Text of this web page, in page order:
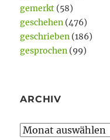
gemerkt (58)
geschehen (476)
geschrieben (186)
gesprochen (99)
ARCHIV
Archiv